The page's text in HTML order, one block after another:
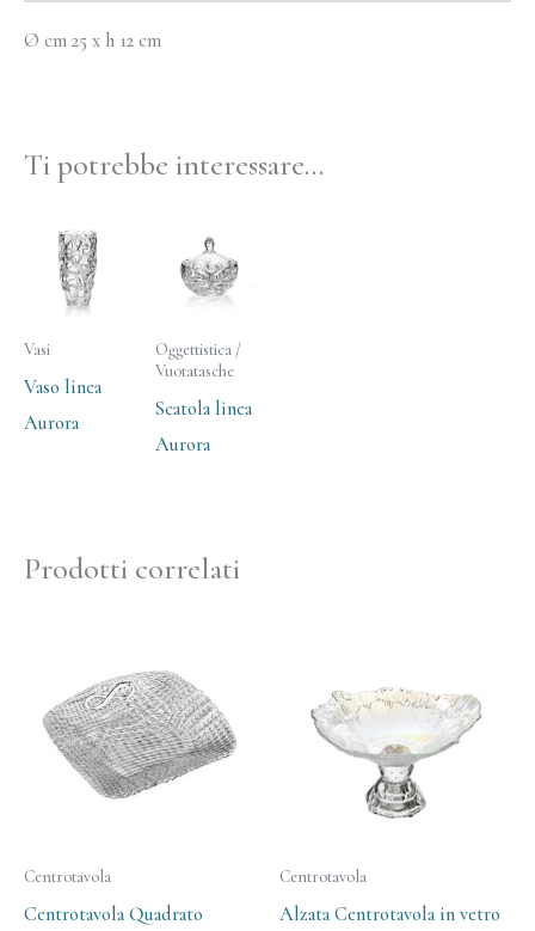
Ø cm 25 x h 12 cm
Ti potrebbe interessare…
Vasi
Vaso linea
Aurora
Oggettistica /
Vuotatasche
Scatola linea
Aurora
Prodotti correlati
Centrotavola
Centrotavola Quadrato
Centrotavola
Alzata Centrotavola in vetro